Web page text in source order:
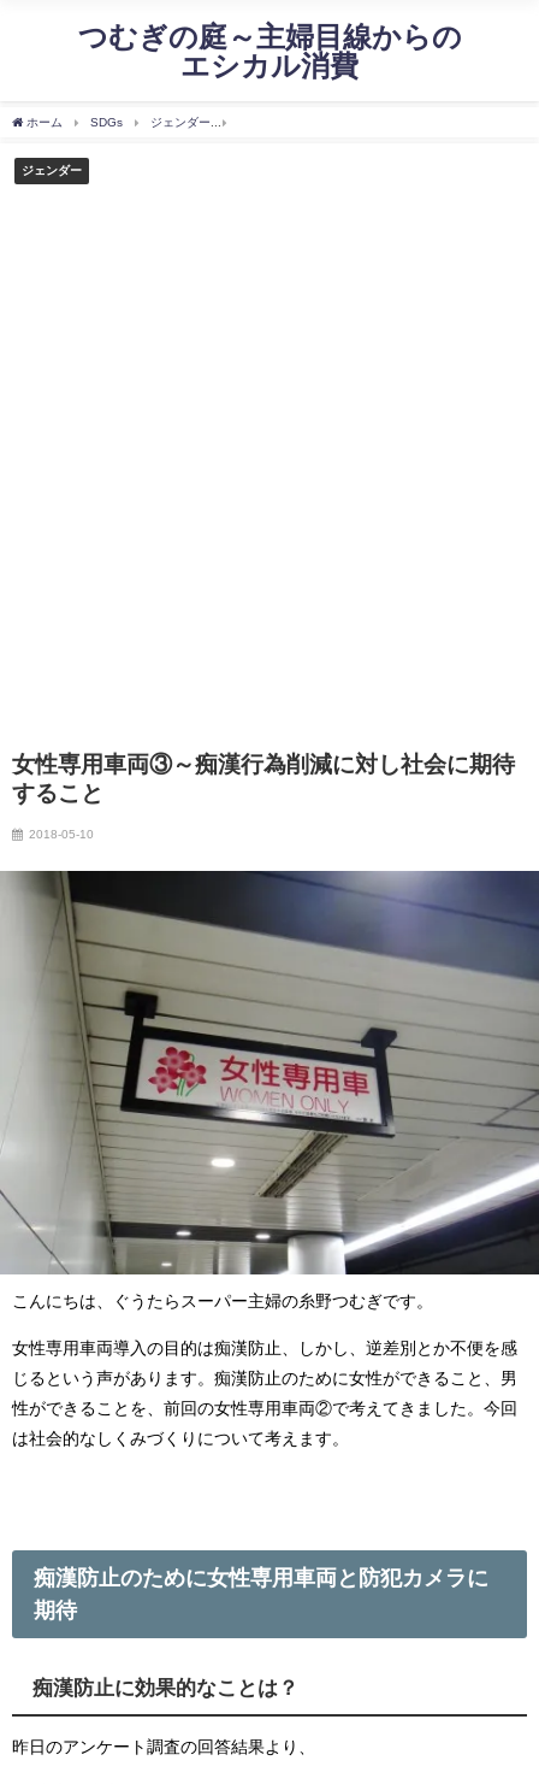
つむぎの庭～主婦目線からの
エシカル消費
ホーム SDGs ジェンダー
ジェンダー
女性専用車両③～痴漢行為削減に対し社会に期待
すること
2018-05-10
こんにちは、ぐうたらスーパー主婦の糸野つむぎです。
女性専用車両導入の目的は痴漢防止、しかし、逆差別とか不便を感
じるという声があります。痴漢防止のために女性ができること、男
性ができることを、前回の女性専用車両②で考えてきました。今回
は社会的なしくみづくりについて考えます。
痴漢防止のために女性専用車両と防犯カメラに
期待
痴漢防止に効果的なことは？
昨日のアンケート調査の回答結果より、